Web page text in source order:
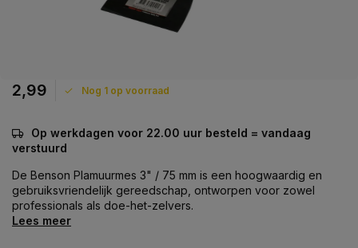
2,99 Nog 1 op voorraad
Op werkdagen voor 22.00 uur besteld = vandaag
verstuurd
De Benson Plamuurmes 3" / 75 mm is een hoogwaardig en
gebruiksvriendelijk gereedschap, ontworpen voor zowel
professionals als doe-het-zelvers.
Lees meer